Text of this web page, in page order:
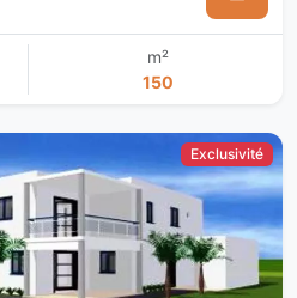
m²
150
Exclusivité